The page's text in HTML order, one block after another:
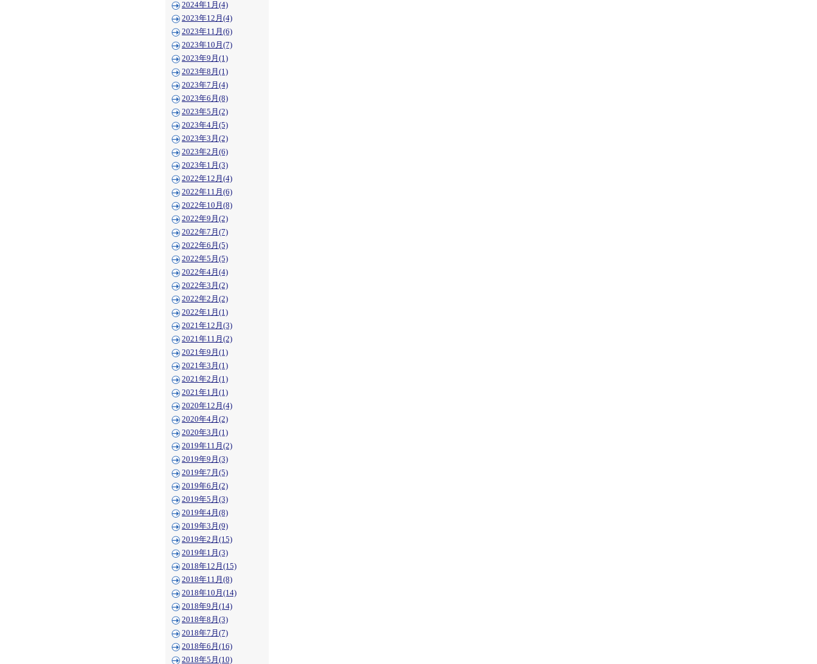
2024年1月(4)
2023年12月(4)
2023年11月(6)
2023年10月(7)
2023年9月(1)
2023年8月(1)
2023年7月(4)
2023年6月(8)
2023年5月(2)
2023年4月(5)
2023年3月(2)
2023年2月(6)
2023年1月(3)
2022年12月(4)
2022年11月(6)
2022年10月(8)
2022年9月(2)
2022年7月(7)
2022年6月(5)
2022年5月(5)
2022年4月(4)
2022年3月(2)
2022年2月(2)
2022年1月(1)
2021年12月(3)
2021年11月(2)
2021年9月(1)
2021年3月(1)
2021年2月(1)
2021年1月(1)
2020年12月(4)
2020年4月(2)
2020年3月(1)
2019年11月(2)
2019年9月(3)
2019年7月(5)
2019年6月(2)
2019年5月(3)
2019年4月(8)
2019年3月(9)
2019年2月(15)
2019年1月(3)
2018年12月(15)
2018年11月(8)
2018年10月(14)
2018年9月(14)
2018年8月(3)
2018年7月(7)
2018年6月(16)
2018年5月(10)